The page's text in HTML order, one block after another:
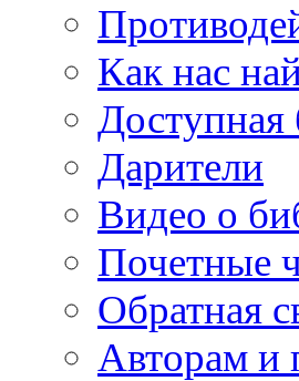
Как нас
Доступная
Дарители
Видео о
Почетные
Обратная
Авторам и